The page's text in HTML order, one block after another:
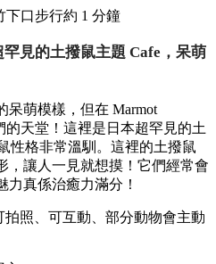
下口步行約 1 分鐘
見的土撥鼠主題 Cafe，呆萌
呆萌模樣， 但在 Marmot
的天堂！這裡是日本超罕見的土
性格非常溫馴。 這裡的土撥鼠
， 讓人一見就想摸！它們經常會
力真係治癒力滿分！
拍照、 可互動、 部分動物會主動